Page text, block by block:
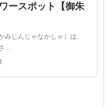
ースポット【御朱
じんじゃなかしゃ）は、
...